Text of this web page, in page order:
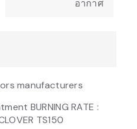
อากาศ
manufacturers
BURNING RATE :
TS150